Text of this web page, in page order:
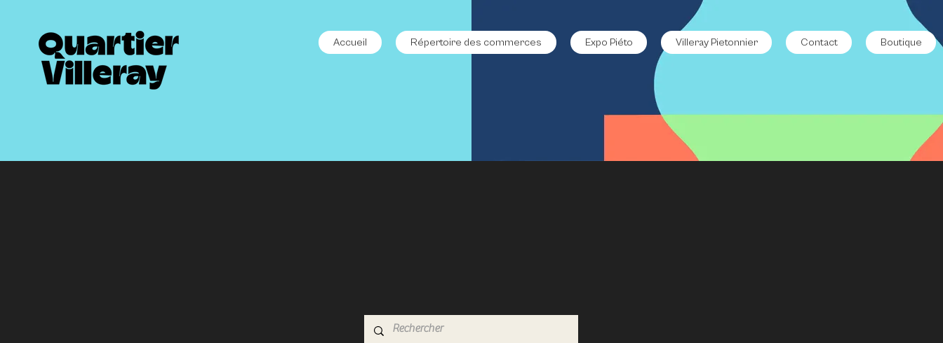
Accueil Répertoire des commerces Expo Piéto Villeray Pietonnier Contact Boutique